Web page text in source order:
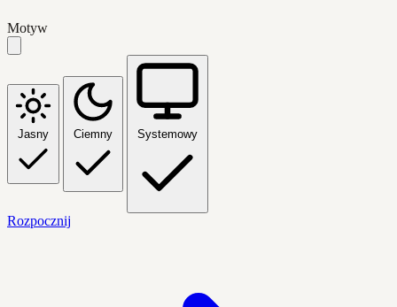
Motyw
Jasny Ciemny Systemowy
Rozpocznij